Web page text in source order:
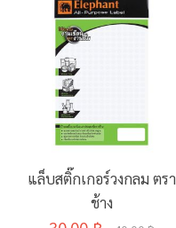
แล็บสติ๊กเกอร์วงกลม ตรา
ช้าง